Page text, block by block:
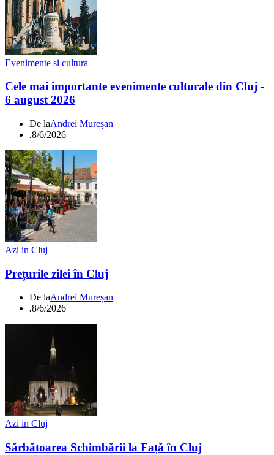
Evenimente si cultura
Cele mai importante evenimente culturale din Cluj -
6 august 2026
De laAndrei Mureșan
.8/6/2026
Azi in Cluj
Prețurile zilei în Cluj
De laAndrei Mureșan
.8/6/2026
Azi in Cluj
Sărbătoarea Schimbării la Față în Cluj